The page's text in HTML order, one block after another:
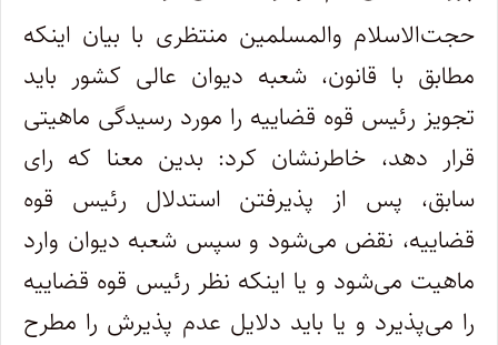
حجت‌الاسلام والمسلمین منتظری با بیان اینکه
مطابق با قانون، شعبه دیوان عالی کشور باید
تجویز رئیس قوه قضاییه را مورد رسیدگی ماهیتی
قرار دهد، خاطرنشان کرد: بدین معنا که رای
سابق، پس از پذیرفتن استدلال رئیس قوه
قضاییه، نقض می‌شود و سپس شعبه دیوان وارد
ماهیت می‌شود و یا اینکه نظر رئیس قوه قضاییه
را می‌پذیرد و یا باید دلایل عدم پذیرش را مطرح